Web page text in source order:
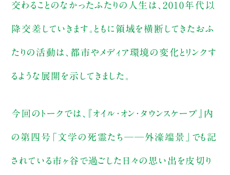
交わることのなかったふたりの人生は、2010年代以
降交差していきます。ともに領域を横断してきたおふ
たりの活動は、都市やメディア環境の変化とリンクす
るような展開を示してきました。
今回のトークでは、『オイル・オン・タウンスケープ』内
の第四号「文学の死霊たち──外濠端景」でも記
されている市ヶ谷で過ごした日々の思い出を皮切り